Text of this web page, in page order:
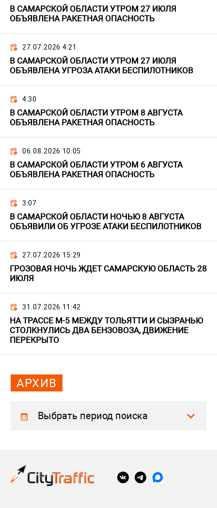
В САМАРСКОЙ ОБЛАСТИ УТРОМ 27 ИЮЛЯ
ОБЪЯВЛЕНА РАКЕТНАЯ ОПАСНОСТЬ
27.07.2026 4:21
В САМАРСКОЙ ОБЛАСТИ УТРОМ 27 ИЮЛЯ
ОБЪЯВЛЕНА УГРОЗА АТАКИ БЕСПИЛОТНИКОВ
4:30
В САМАРСКОЙ ОБЛАСТИ УТРОМ 8 АВГУСТА
ОБЪЯВЛЕНА РАКЕТНАЯ ОПАСНОСТЬ
06.08.2026 10:05
В САМАРСКОЙ ОБЛАСТИ УТРОМ 6 АВГУСТА
ОБЪЯВЛЕНА РАКЕТНАЯ ОПАСНОСТЬ
3:07
В САМАРСКОЙ ОБЛАСТИ НОЧЬЮ 8 АВГУСТА
ОБЪЯВИЛИ ОБ УГРОЗЕ АТАКИ БЕСПИЛОТНИКОВ
27.07.2026 15:29
ГРОЗОВАЯ НОЧЬ ЖДЕТ САМАРСКУЮ ОБЛАСТЬ 28
ИЮЛЯ
31.07.2026 11:42
НА ТРАССЕ М-5 МЕЖДУ ТОЛЬЯТТИ И СЫЗРАНЬЮ
СТОЛКНУЛИСЬ ДВА БЕНЗОВОЗА, ДВИЖЕНИЕ
ПЕРЕКРЫТО
АРХИВ
Выбрать период поиска